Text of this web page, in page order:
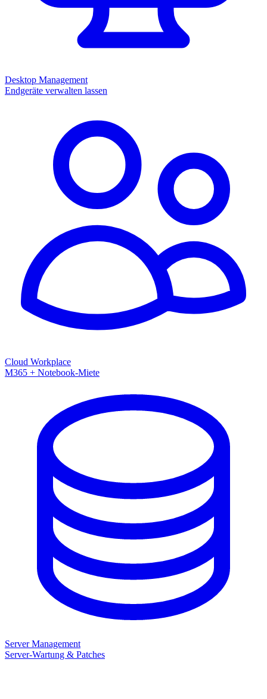
Desktop Management
Endgeräte verwalten lassen
Cloud Workplace
M365 + Notebook-Miete
Server Management
Server-Wartung & Patches